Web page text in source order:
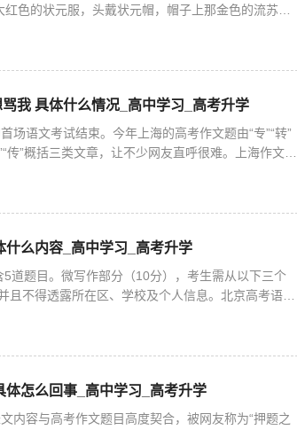
色的状元服，头戴状元帽，帽子上那金色的流苏在
我 具体什么情况_高中学习_高考升学
场语文考试结束。今年上海的高考作文题由“专”“转”
传”概括三类文章，让不少网友直呼很难。上海作文题
么内容_高中学习_高考升学
道题目。微写作部分（10分），考生需从以下三个
且不得透露所在区、学校及个人信息。北京高考语文
体怎么回事_高中学习_高考升学
内容与高考作文题目高度契合，被网友称为“押题之